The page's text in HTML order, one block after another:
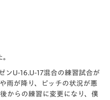
ンU-16.U-17混合の練習試合が
雨が降り、ピッチの状況が悪
からの練習に変更になり、僕